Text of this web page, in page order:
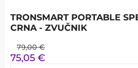
TRONSMART PORTABLE
CRNA - ZVUČNIK
79,00 €
75,05 €